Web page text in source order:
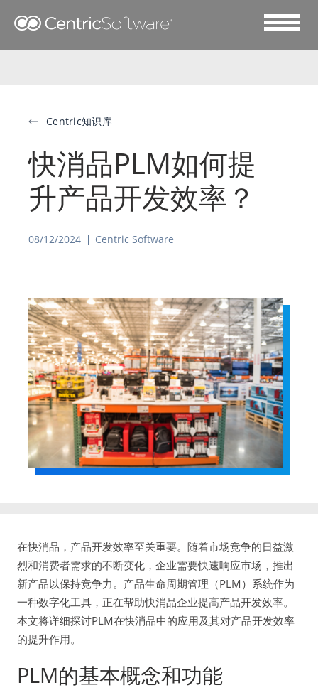
Centric知识库
快消品PLM如何提
升产品开发效率？
08/12/2024 Centric Software
在快消品，产品开发效率至关重要。随着市场竞争的日益激
烈和消费者需求的不断变化，企业需要快速响应市场，推出
新产品以保持竞争力。产品生命周期管理（PLM）系统作为
一种数字化工具，正在帮助快消品企业提高产品开发效率。
本文将详细探讨PLM在快消品中的应用及其对产品开发效率
的提升作用。
PLM的基本概念和功能